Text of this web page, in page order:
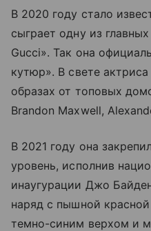
В 2020 году стало
сыграет одну из
Gucci». Так она
кутюр». В свете
образах от топовых
Brandon Maxwell,
В 2021 году она
уровень, исполнив
инаугурации Джо
наряд с пышной
темно-синим верхом и